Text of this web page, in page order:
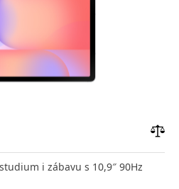
i zábavu s 10,9″ 90Hz